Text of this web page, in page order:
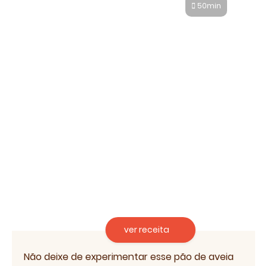
50min
ver receita
Não deixe de experimentar esse pão de aveia